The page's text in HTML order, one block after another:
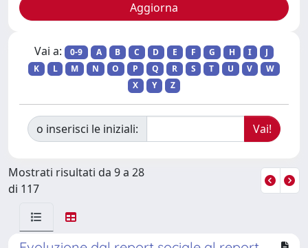
Vai a: 0-9 A B C D E F G H I
J
K
L M N O P Q R S T U V
W
X
Y Z
o inserisci le iniziali:
Mostrati risultati da 9 a 28
di 117